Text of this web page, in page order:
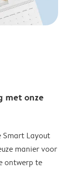
met onze
Smart Layout
manier voor
ontwerp te